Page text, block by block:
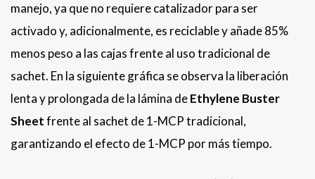
manejo, ya que no requiere catalizador para ser
activado y, adicionalmente, es reciclable y añade 85%
menos peso a las cajas frente al uso tradicional de
sachet. En la siguiente gráfica se observa la liberación
lenta y prolongada de la lámina deEthylene Buster
Sheetfrente al sachet de 1-MCP tradicional,
garantizando el efecto de 1-MCP por más tiempo.